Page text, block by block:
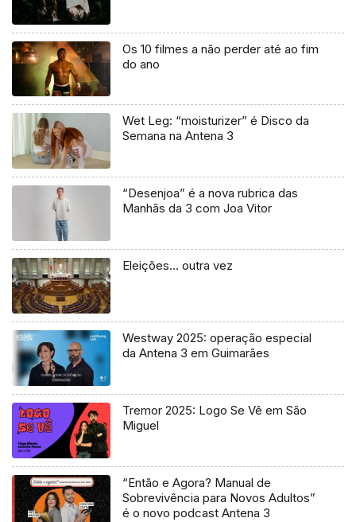
Os 10 filmes a não perder até ao fim
do ano
Wet Leg: “moisturizer” é Disco da
Semana na Antena 3
“Desenjoa” é a nova rubrica das
Manhãs da 3 com Joa Vitor
Eleições… outra vez
Westway 2025: operação especial
da Antena 3 em Guimarães
Tremor 2025: Logo Se Vê em São
Miguel
“Então e Agora? Manual de
Sobrevivência para Novos Adultos”
é o novo podcast Antena 3